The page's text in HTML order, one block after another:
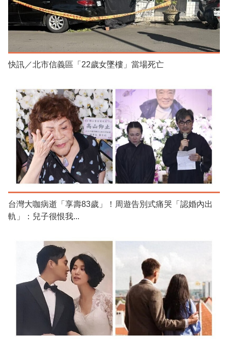
快訊／北市信義區「22歲女墜樓」當場死亡
台灣大咖病逝「享壽83歲」！周遊告別式痛哭「認婚內出
軌」：兒子很恨我...